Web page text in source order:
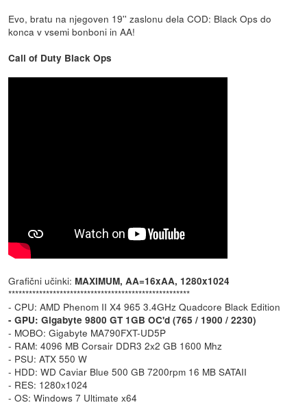
Evo, bratu na njegoven 19'' zaslonu dela COD: Black Ops do
konca v vsemi bonboni in AA!
Call of Duty Black Ops
Grafični učinki: MAXIMUM, AA=16xAA, 1280x1024
*****************************************************
- CPU: AMD Phenom II X4 965 3.4GHz Quadcore Black Edition
- GPU: Gigabyte 9800 GT 1GB OC'd (765 / 1900 / 2230)
- MOBO: Gigabyte MA790FXT-UD5P
- RAM: 4096 MB Corsair DDR3 2x2 GB 1600 Mhz
- PSU: ATX 550 W
- HDD: WD Caviar Blue 500 GB 7200rpm 16 MB SATAII
- RES: 1280x1024
- OS: Windows 7 Ultimate x64